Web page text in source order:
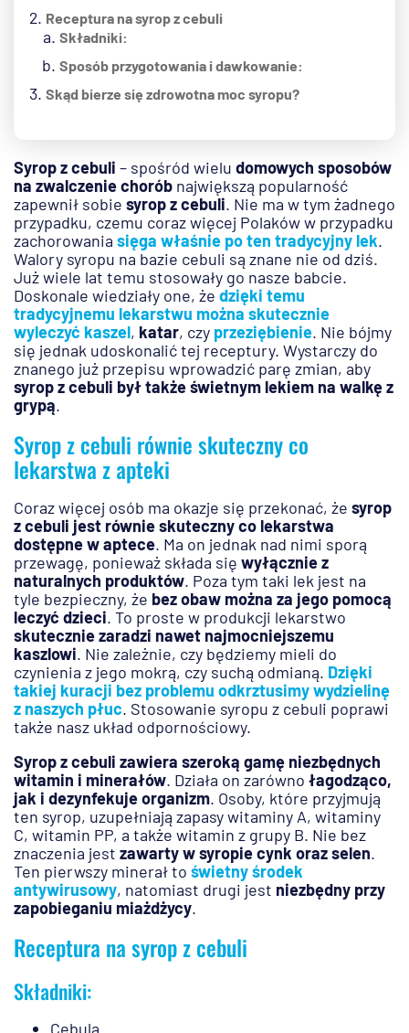
Receptura na syrop z cebuli
Składniki:
Sposób przygotowania i dawkowanie:
Skąd bierze się zdrowotna moc syropu?
Syrop z cebuli – spośród wielu domowych sposobów
na zwalczenie chorób największą popularność
zapewnił sobie syrop z cebuli. Nie ma w tym żadnego
przypadku, czemu coraz więcej Polaków w przypadku
zachorowania sięga właśnie po ten tradycyjny lek.
Walory syropu na bazie cebuli są znane nie od dziś.
Już wiele lat temu stosowały go nasze babcie.
Doskonale wiedziały one, że dzięki temu
tradycyjnemu lekarstwu można skutecznie
wyleczyć kaszel, katar, czy przeziębienie. Nie bójmy
się jednak udoskonalić tej receptury. Wystarczy do
znanego już przepisu wprowadzić parę zmian, aby
syrop z cebuli był także świetnym lekiem na walkę z
grypą.
Syrop z cebuli równie skuteczny co
lekarstwa z apteki
Coraz więcej osób ma okazje się przekonać, że syrop
z cebuli jest równie skuteczny co lekarstwa
dostępne w aptece. Ma on jednak nad nimi sporą
przewagę, ponieważ składa się wyłącznie z
naturalnych produktów. Poza tym taki lek jest na
tyle bezpieczny, że bez obaw można za jego pomocą
leczyć dzieci. To proste w produkcji lekarstwo
skutecznie zaradzi nawet najmocniejszemu
kaszlowi. Nie zależnie, czy będziemy mieli do
czynienia z jego mokrą, czy suchą odmianą. Dzięki
takiej kuracji bez problemu odkrztusimy wydzielinę
z naszych płuc. Stosowanie syropu z cebuli poprawi
także nasz układ odpornościowy.
Syrop z cebuli zawiera szeroką gamę niezbędnych
witamin i minerałów. Działa on zarówno łagodząco,
jak i dezynfekuje organizm. Osoby, które przyjmują
ten syrop, uzupełniają zapasy witaminy A, witaminy
C, witamin PP, a także witamin z grupy B. Nie bez
znaczenia jest zawarty w syropie cynk oraz selen.
Ten pierwszy minerał to świetny środek
antywirusowy, natomiast drugi jest niezbędny przy
zapobieganiu miażdżycy.
Receptura na syrop z cebuli
Składniki:
Cebula